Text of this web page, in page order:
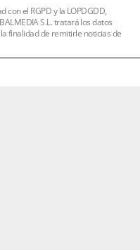
con el RGPD y la LOPDGDD,
S.L. tratará los datos
finalidad de remitirle noticias de